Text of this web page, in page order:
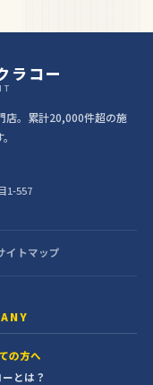
ラコー
店。累計20,000件超の施
1-557
イトマップ
の方へ
とは？